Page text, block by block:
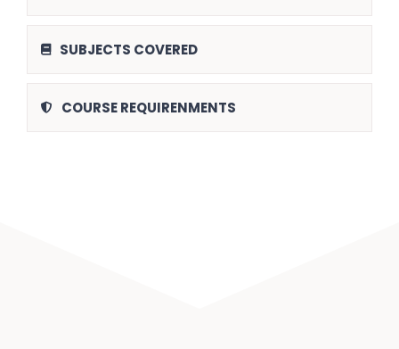
SUBJECTS COVERED
COURSE REQUIRENMENTS